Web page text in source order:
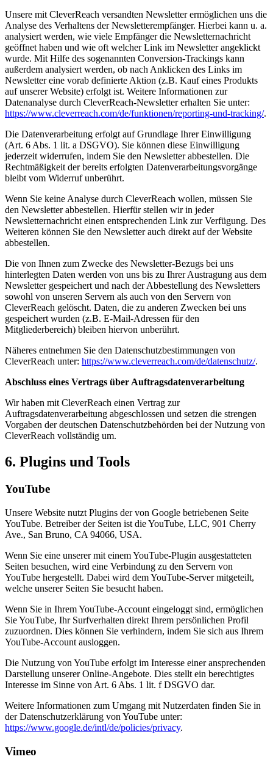
Unsere mit CleverReach versandten Newsletter ermöglichen uns die
Analyse des Verhaltens der Newsletterempfänger. Hierbei kann u. a.
analysiert werden, wie viele Empfänger die Newsletternachricht
geöffnet haben und wie oft welcher Link im Newsletter angeklickt
wurde. Mit Hilfe des sogenannten Conversion-Trackings kann
außerdem analysiert werden, ob nach Anklicken des Links im
Newsletter eine vorab definierte Aktion (z.B. Kauf eines Produkts
auf unserer Website) erfolgt ist. Weitere Informationen zur
Datenanalyse durch CleverReach-Newsletter erhalten Sie unter:
https://www.cleverreach.com/de/funktionen/reporting-und-tracking/.
Die Datenverarbeitung erfolgt auf Grundlage Ihrer Einwilligung
(Art. 6 Abs. 1 lit. a DSGVO). Sie können diese Einwilligung
jederzeit widerrufen, indem Sie den Newsletter abbestellen. Die
Rechtmäßigkeit der bereits erfolgten Datenverarbeitungsvorgänge
bleibt vom Widerruf unberührt.
Wenn Sie keine Analyse durch CleverReach wollen, müssen Sie
den Newsletter abbestellen. Hierfür stellen wir in jeder
Newsletternachricht einen entsprechenden Link zur Verfügung. Des
Weiteren können Sie den Newsletter auch direkt auf der Website
abbestellen.
Die von Ihnen zum Zwecke des Newsletter-Bezugs bei uns
hinterlegten Daten werden von uns bis zu Ihrer Austragung aus dem
Newsletter gespeichert und nach der Abbestellung des Newsletters
sowohl von unseren Servern als auch von den Servern von
CleverReach gelöscht. Daten, die zu anderen Zwecken bei uns
gespeichert wurden (z.B. E-Mail-Adressen für den
Mitgliederbereich) bleiben hiervon unberührt.
Näheres entnehmen Sie den Datenschutzbestimmungen von
CleverReach unter: https://www.cleverreach.com/de/datenschutz/.
Abschluss eines Vertrags über Auftragsdatenverarbeitung
Wir haben mit CleverReach einen Vertrag zur
Auftragsdatenverarbeitung abgeschlossen und setzen die strengen
Vorgaben der deutschen Datenschutzbehörden bei der Nutzung von
CleverReach vollständig um.
6. Plugins und Tools
YouTube
Unsere Website nutzt Plugins der von Google betriebenen Seite
YouTube. Betreiber der Seiten ist die YouTube, LLC, 901 Cherry
Ave., San Bruno, CA 94066, USA.
Wenn Sie eine unserer mit einem YouTube-Plugin ausgestatteten
Seiten besuchen, wird eine Verbindung zu den Servern von
YouTube hergestellt. Dabei wird dem YouTube-Server mitgeteilt,
welche unserer Seiten Sie besucht haben.
Wenn Sie in Ihrem YouTube-Account eingeloggt sind, ermöglichen
Sie YouTube, Ihr Surfverhalten direkt Ihrem persönlichen Profil
zuzuordnen. Dies können Sie verhindern, indem Sie sich aus Ihrem
YouTube-Account ausloggen.
Die Nutzung von YouTube erfolgt im Interesse einer ansprechenden
Darstellung unserer Online-Angebote. Dies stellt ein berechtigtes
Interesse im Sinne von Art. 6 Abs. 1 lit. f DSGVO dar.
Weitere Informationen zum Umgang mit Nutzerdaten finden Sie in
der Datenschutzerklärung von YouTube unter:
https://www.google.de/intl/de/policies/privacy.
Vimeo